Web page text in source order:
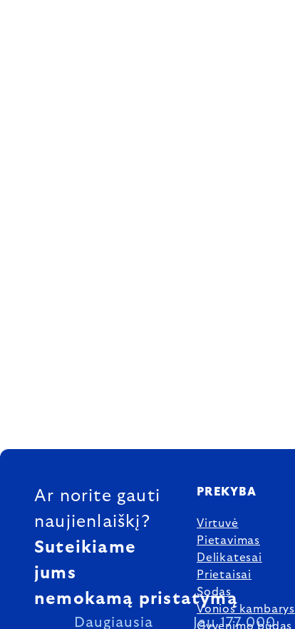
FOOTER
Ar norite gauti
naujienlaiškį?
Suteikiame
jums
nemokamą pristatymą
Daugiausia
Jau 177 000
PREKYBA
Virtuvė
Pietavimas
Delikatesai
Prietaisai
Sodas
Vonios kambarys
Gyvenimo būdas